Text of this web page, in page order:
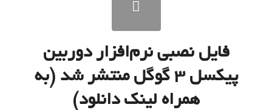
فایل نصبی نرم‌افزار دوربین
پیکسل ۳ گوگل منتشر شد (به
همراه لینک دانلود)